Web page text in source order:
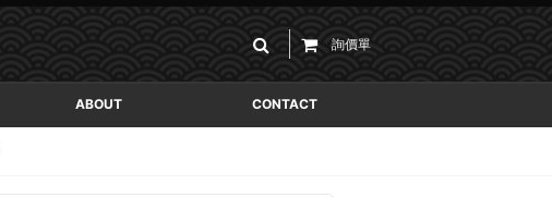
詢價單
ABOUT CONTACT